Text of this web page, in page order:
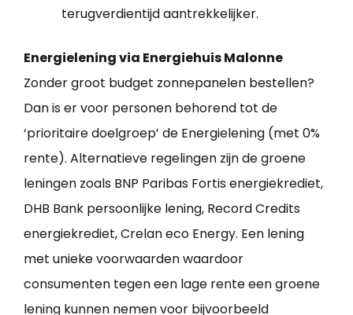
terugverdientijd aantrekkelijker.
Energielening via Energiehuis Malonne
Zonder groot budget zonnepanelen bestellen?
Dan is er voor personen behorend tot de
‘prioritaire doelgroep’ de Energielening (met 0%
rente). Alternatieve regelingen zijn de groene
leningen zoals BNP Paribas Fortis energiekrediet,
DHB Bank persoonlijke lening, Record Credits
energiekrediet, Crelan eco Energy. Een lening
met unieke voorwaarden waardoor
consumenten tegen een lage rente een groene
lening kunnen nemen voor bijvoorbeeld